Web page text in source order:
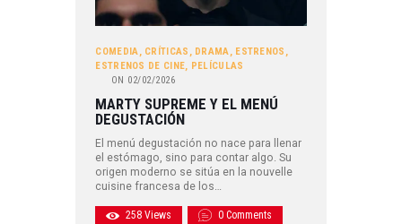
COMEDIA, CRÍTICAS , DRAMA, ESTRENOS ,
ESTRENOS DE CINE, PELÍCULAS
ON 02/02/2026
MARTY SUPREME Y EL MENÚ
DEGUSTACIÓN
El menú degustación no nace para llenar
el estómago, sino para contar algo. Su
origen moderno se sitúa en la nouvelle
cuisine francesa de los…
258 Views 0 Comments